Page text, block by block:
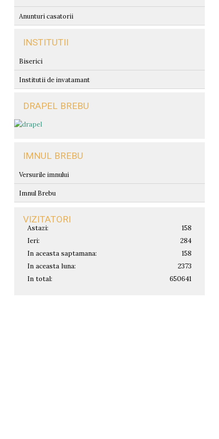
Anunturi casatorii
INSTITUTII
Biserici
Institutii de invatamant
DRAPEL BREBU
IMNUL BREBU
Versurile imnului
Imnul Brebu
VIZITATORI
Astazi:
158
Ieri:
284
In aceasta saptamana:
158
In aceasta luna:
2373
In total:
650641